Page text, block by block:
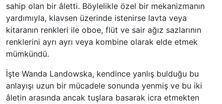
sahip olan bir âletti. Böylelikle özel bir mekanizmanın
yardımıyla, klavsen üzerinde istenirse lavta veya
kitaranın renkleri ile oboe, flüt ve sair ağız sazlarının
renklerini ayrı ayrı veya kombine olarak elde etmek
mümkündü.
İşte Wanda Landowska, kendince yanlış bulduğu bu
anlayışı uzun bir mücadele sonunda yenmiş ve bu iki
âletin arasında ancak tuşlara basarak icra etmekten